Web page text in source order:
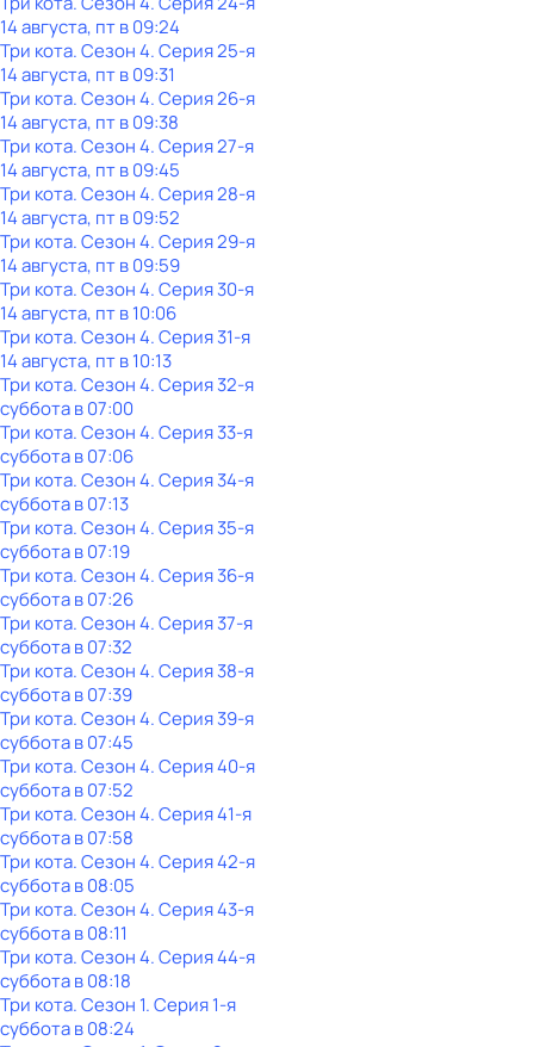
14 августа, пт в 09:24
Три кота. Сезон 4. Серия 25-я
14 августа, пт в 09:31
Три кота. Сезон 4. Серия 26-я
14 августа, пт в 09:38
Три кота. Сезон 4. Серия 27-я
14 августа, пт в 09:45
Три кота. Сезон 4. Серия 28-я
14 августа, пт в 09:52
Три кота. Сезон 4. Серия 29-я
14 августа, пт в 09:59
Три кота. Сезон 4. Серия 30-я
14 августа, пт в 10:06
Три кота. Сезон 4. Серия 31-я
14 августа, пт в 10:13
Три кота. Сезон 4. Серия 32-я
субботав07:00
Три кота. Сезон 4. Серия 33-я
субботав07:06
Три кота. Сезон 4. Серия 34-я
субботав07:13
Три кота. Сезон 4. Серия 35-я
субботав07:19
Три кота. Сезон 4. Серия 36-я
субботав07:26
Три кота. Сезон 4. Серия 37-я
субботав07:32
Три кота. Сезон 4. Серия 38-я
субботав07:39
Три кота. Сезон 4. Серия 39-я
субботав07:45
Три кота. Сезон 4. Серия 40-я
субботав07:52
Три кота. Сезон 4. Серия 41-я
субботав07:58
Три кота. Сезон 4. Серия 42-я
субботав08:05
Три кота. Сезон 4. Серия 43-я
субботав08:11
Три кота. Сезон 4. Серия 44-я
субботав08:18
Три кота. Сезон 1. Серия 1-я
субботав08:24